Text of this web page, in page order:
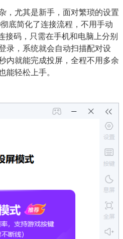
，尤其是新手，面对繁琐的设置
底简化了连接流程，不用手动
接码，只需在手机和电脑上分别
录，系统就会自动扫描配对设
内就能完成投屏，全程不用多余
能轻松上手。